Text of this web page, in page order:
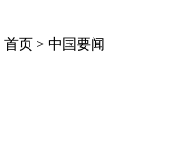
首页 > 中国要闻